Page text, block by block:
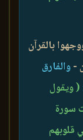
بالقرآن
-والفارق
( ويقول
سورة
قلوبهم